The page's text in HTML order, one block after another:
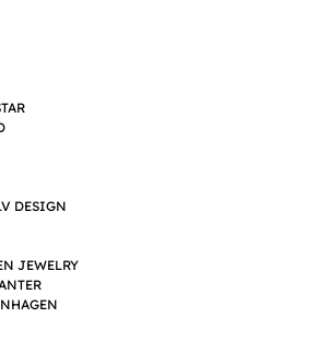
DESIGN
JEWELRY